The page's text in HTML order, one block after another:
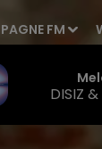
FM
DISIZ